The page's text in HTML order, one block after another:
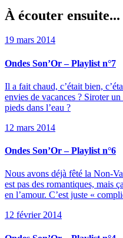
À écouter ensuite...
19 mars 2014
Ondes Son’Or – Playlist n°7
Il a fait chaud, c’était bien,
envies de vacances ? Siroter
pieds dans l’eau ?
12 mars 2014
Ondes Son’Or – Playlist n°6
Nous avons déjà fêté la Non-
est pas des romantiques, mais
en l’amour. C’est juste «
12 février 2014